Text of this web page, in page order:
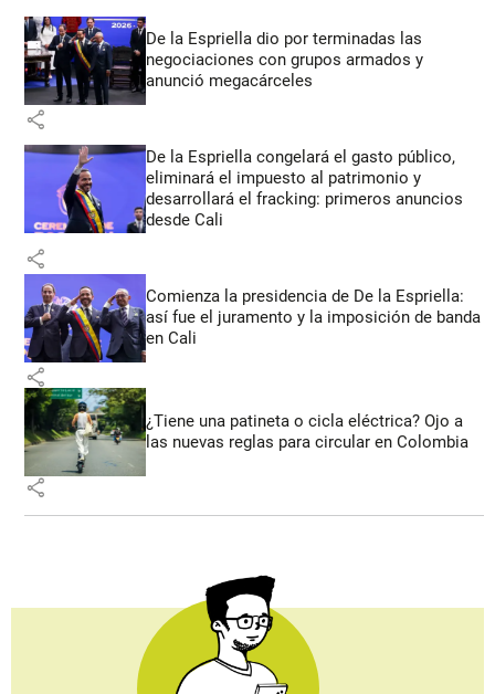
De la Espriella dio por terminadas las
negociaciones con grupos armados y
anunció megacárceles
share
De la Espriella congelará el gasto público,
eliminará el impuesto al patrimonio y
desarrollará el fracking: primeros anuncios
desde Cali
share
Comienza la presidencia de De la Espriella:
así fue el juramento y la imposición de banda
en Cali
share
¿Tiene una patineta o cicla eléctrica? Ojo a
las nuevas reglas para circular en Colombia
share